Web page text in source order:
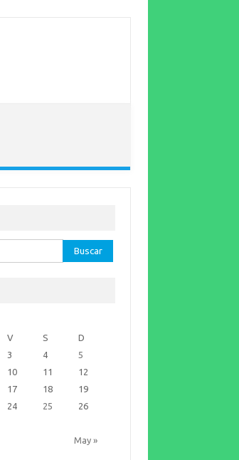
V S D
May »
3 4
5
10 11
12
17 18
19
24 25
26